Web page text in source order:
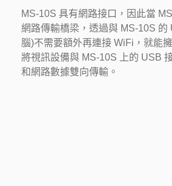
MS-10S 具有網路接口，因此當
網路傳輸橋梁，透過與 MS-10S
腦)不需要額外再連接 WiFi，就能
將視訊設備與 MS-10S 上的 USB
和網路數據雙向傳輸。